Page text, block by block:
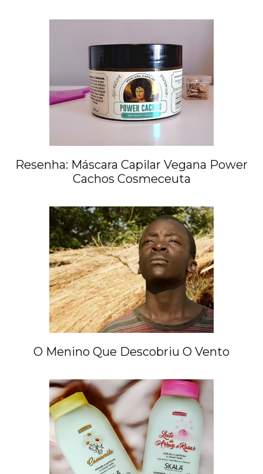
Resenha: Máscara Capilar Vegana Power
Cachos Cosmeceuta
O Menino Que Descobriu O Vento